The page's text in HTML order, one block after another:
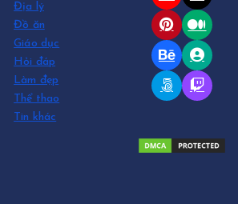
Địa lý
Đồ ăn
Giáo dục
Hỏi đáp
Làm đẹp
Thể thao
Tin khác